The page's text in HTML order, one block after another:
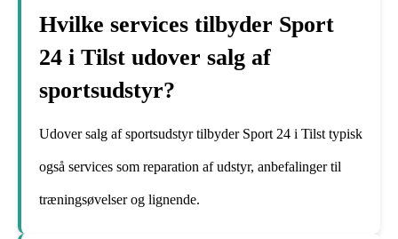
Hvilke services tilbyder Sport
24 i Tilst udover salg af
sportsudstyr?
Udover salg af sportsudstyr tilbyder Sport 24 i Tilst typisk
også services som reparation af udstyr, anbefalinger til
træningsøvelser og lignende.